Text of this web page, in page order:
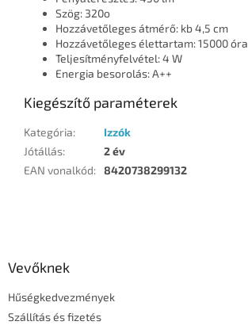
Szög: 320o
Hozzávetőleges átmérő: kb 4,5 cm
Hozzávetőleges élettartam: 15000 óra
Teljesítményfelvétel: 4 W
Energia besorolás: A++
Kiegészítő paraméterek
Kategória:
Izzók
Jótállás:
2 év
EAN vonalkód: 8420738299132
Vevőknek
Hűségkedvezmények
Szállítás és fizetés